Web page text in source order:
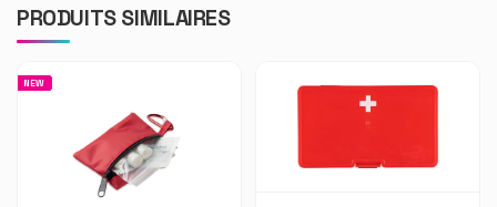
PRODUITS SIMILAIRES
NEW